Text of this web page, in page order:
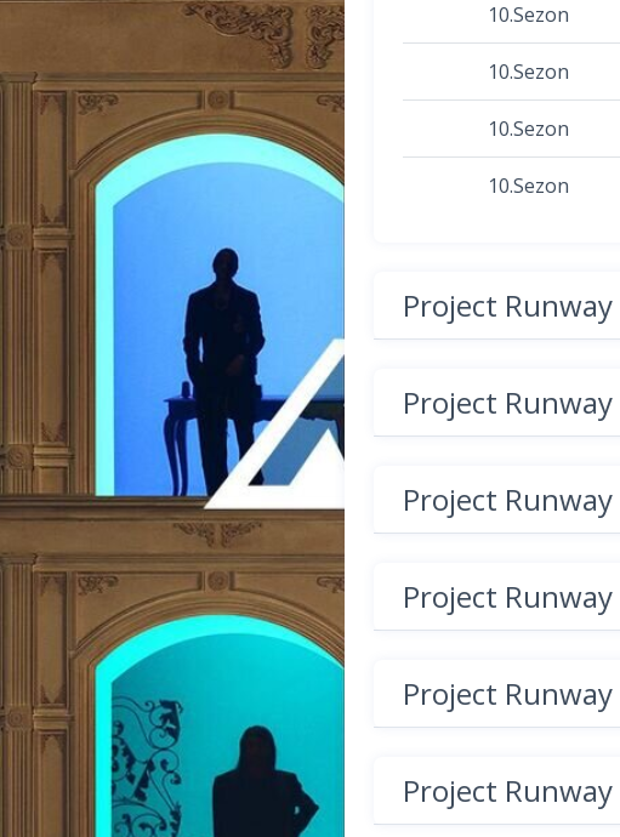
10.Sezon
10.Sezon
10.Sezon
10.Sezon
Project Runway
Project Runway
Project Runway
Project Runway
Project Runway
Project Runway